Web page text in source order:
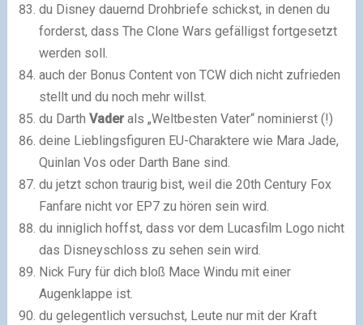
du Disney dauernd Drohbriefe schickst, in denen du
forderst, dass The Clone Wars gefälligst fortgesetzt
werden soll.
auch der Bonus Content von TCW dich nicht zufrieden
stellt und du noch mehr willst.
du Darth Vaderals „Weltbesten Vater“ nominierst (!)
deine Lieblingsfiguren EU-Charaktere wie Mara Jade,
Quinlan Vos oder Darth Bane sind.
du jetzt schon traurig bist, weil die 20th Century Fox
Fanfare nicht vor EP7 zu hören sein wird.
du inniglich hoffst, dass vor dem Lucasfilm Logo nicht
das Disneyschloss zu sehen sein wird.
Nick Fury für dich bloß Mace Windu mit einer
Augenklappe ist.
du gelegentlich versuchst, Leute nur mit der Kraft